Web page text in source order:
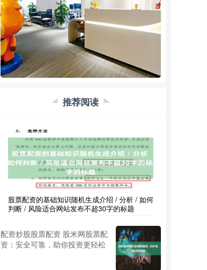
推荐阅读
股票配资的基础知识随机生成介绍 / 分析 / 如何
判断 / 风险适合网站发布不超30字的标题
配资炒股股票配资 股米网股票配
资：安全可靠，助你投资更轻松